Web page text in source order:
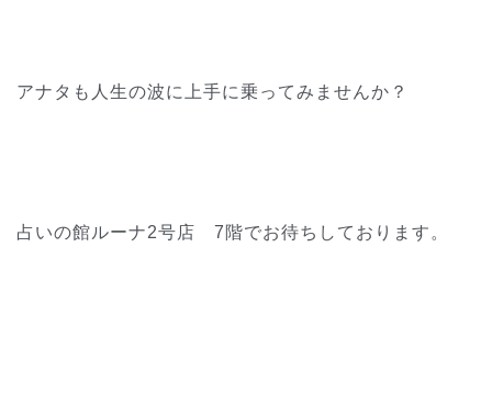
アナタも人生の波に上手に乗ってみませんか？
占いの館ルーナ2号店 7階でお待ちしております。